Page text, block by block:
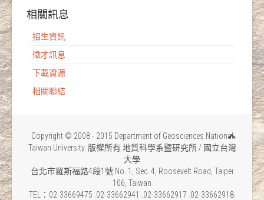
相關訊息
招生資訊
徵才訊息
下載資源
相關聯結
Copyright © 2008 - 2015 Department of Geosciences National
Taiwan University. 版權所有 地質科學系暨研究所 / 國立台灣
大學
台北市羅斯福路4段1號 No. 1, Sec. 4, Roosevelt Road, Taipei
106, Taiwan
TEL：02-33669475 .02-33662941 .02-33662917 .02-33662918.